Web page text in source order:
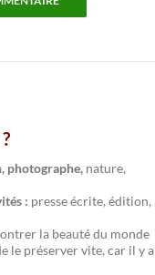
photographe, nature,
: presse écrite, édition,
la beauté du monde
le préserver vite, car il y a